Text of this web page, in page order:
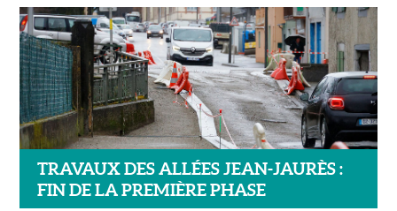
TRAVAUX DES ALLÉES JEAN-JAURÈS :
FIN DE LA PREMIÈRE PHASE